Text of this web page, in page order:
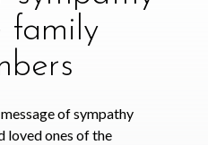
family
of sympathy
loved ones of the